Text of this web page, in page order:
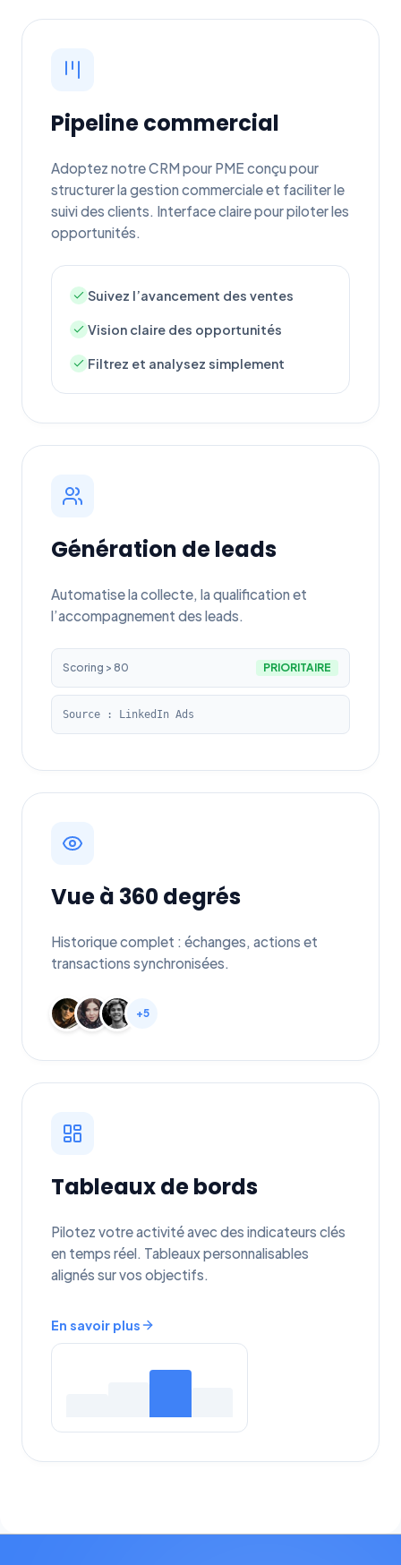
Pipeline commercial
Adoptez notre CRM pour PME conçu pour
structurer la gestion commerciale et faciliter le
suivi des clients. Interface claire pour piloter les
opportunités.
Suivez l’avancement des ventes
Vision claire des opportunités
Filtrez et analysez simplement
Génération de leads
Automatise la collecte, la qualification et
l’accompagnement des leads.
Scoring > 80 PRIORITAIRE
Source : LinkedIn Ads
Vue à 360 degrés
Historique complet : échanges, actions et
transactions synchronisées.
+5
Tableaux de bords
Pilotez votre activité avec des indicateurs clés
en temps réel. Tableaux personnalisables
alignés sur vos objectifs.
En savoir plus